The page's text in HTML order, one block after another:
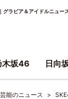
ラビア＆アイドルニュー
能のニュース
木坂46 日向